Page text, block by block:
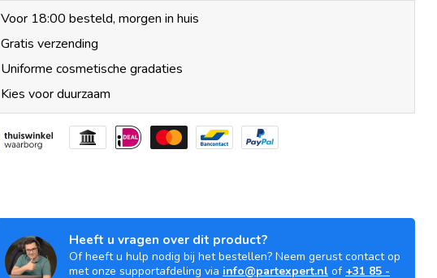
Voor 18:00 besteld, morgen in huis
Gratis verzending
Uniforme cosmetische gradaties
Kies voor duurzaam
Heeft u vragen over dit product?
Of heeft u hulp nodig bij het bestellen? Neem gerust contact op
met onze supportafdeling via info@partexpert.nl of +31 85 -